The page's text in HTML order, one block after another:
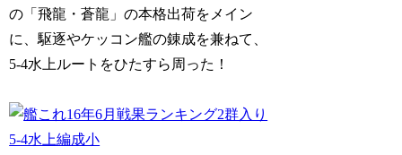
の「飛龍・蒼龍」の本格出荷をメイン
に、駆逐やケッコン艦の錬成を兼ねて、
5-4水上ルートをひたすら周った！